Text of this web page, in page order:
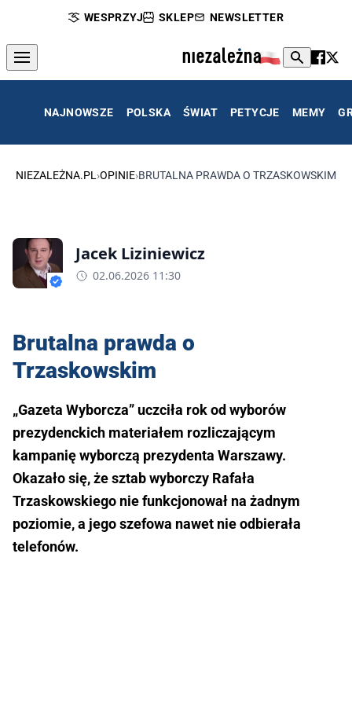
WESPRZYJ SKLEP NEWSLETTER
NAJNOWSZE POLSKA ŚWIAT PETYCJE MEMY
NIEZALEŻNA.PL ›OPINIE›BRUTALNA PRAWDA O TRZASKOWSKIM
Jacek Liziniewicz
02.06.2026 11:30
Brutalna prawda o
Trzaskowskim
„Gazeta Wyborcza” uczciła rok od wyborów
prezydenckich materiałem rozliczającym
kampanię wyborczą prezydenta Warszawy.
Okazało się, że sztab wyborczy Rafała
Trzaskowskiego nie funkcjonował na żadnym
poziomie, a jego szefowa nawet nie odbierała
telefonów.